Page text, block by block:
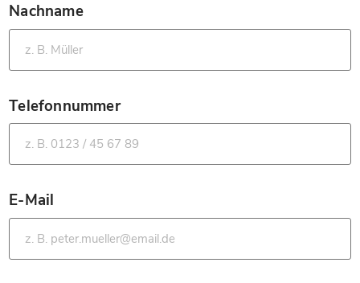
Nachname
*
Telefonnummer
*
E-Mail
*